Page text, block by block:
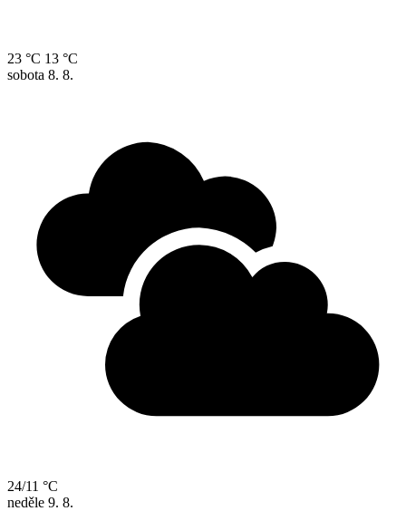
23 °C 13 °C
sobota 8. 8.
24/11 °C
neděle 9. 8.